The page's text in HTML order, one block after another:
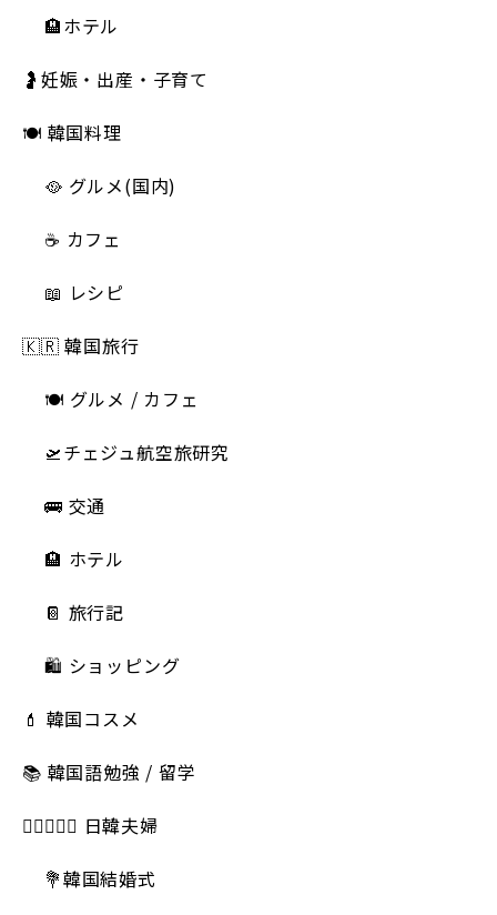
🏨ホテル
🤰妊娠・出産・子育て
🍽 韓国料理
🥘 グルメ(国内)
☕️ カフェ
📖 レシピ
🇰🇷 韓国旅行
🍽 グルメ / カフェ
🛫チェジュ航空旅研究
🚌 交通
🏨 ホテル
📔 旅行記
🛍️ ショッピング
💄 韓国コスメ
📚 韓国語勉強 / 留学
👩🏻‍❤️‍👨🏻 日韓夫婦
💐韓国結婚式